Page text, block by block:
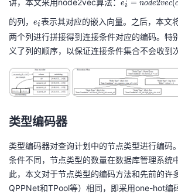
讲，本文采用node2vec算法：
=
n
o
d
e
2
c
_i
)
ei = node2vec(
的列，
_
i
ei表示其对应的嵌入向量。之后，本文
两个列进行拼接得到连接条件对应的编码。特
义了列的顺序，以保证连接条件集合不会收到
类型编码器
类型编码器对查询计划中的节点类型进行编码
条件不同，节点类型的数量在数据库管理系统
此，本文对于节点类型的编码方法和先前的许
QPPNet和TPool等）相同，即采用one-hot编